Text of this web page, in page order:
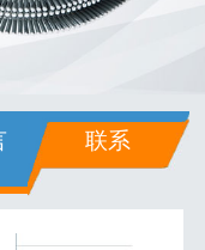
销售网络
在线留言
联系我们
联系